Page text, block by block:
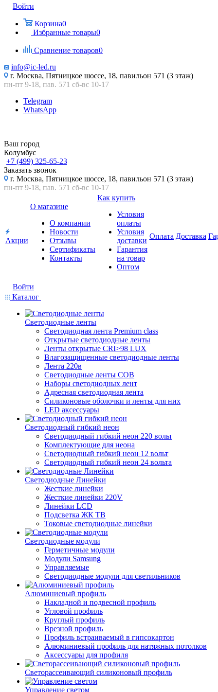
Войти
Корзина0
Избранные товары0
Сравнение товаров0
info@ic-led.ru
г. Москва, Пятницкое шоссе, 18, павильон 571 (3 этаж)
пн-пт 9-18, пав. 571 сб-вс 10-17
Telegram
WhatsApp
Ваш город
Колумбус
+7 (499) 325-65-23
Заказать звонок
г. Москва, Пятницкое шоссе, 18, павильон 571 (3 этаж)
пн-пт 9-18, пав. 571 сб-вс 10-17
Акции
О магазине
О компании
Новости
Отзывы
Сертификаты
Контакты
Как купить
Условия
оплаты
Условия
доставки
Гарантия
на товар
Оптом
Оплата Доставка
Войти
Каталог
Светодиодные ленты
Светодиодная лента Premium class
Открытые светодиодные ленты
Ленты открытые CRI>98 LUX
Влагозащищенные светодиодные ленты
Лента 220в
Светодиодные ленты COB
Наборы светодиодных лент
Адресная светодиодная лента
Силиконовые оболочки и ленты для них
LED аксессуары
Светодиодный гибкий неон
Светодиодный гибкий неон 220 вольт
Комплектующие для неона
Светодиодный гибкий неон 12 вольт
Светодиодный гибкий неон 24 вольта
Светодиодные Линейки
Жесткие линейки
Жесткие линейки 220V
Линейки LCD
Подсветка ЖК ТВ
Токовые светодиодные линейки
Светодиодные модули
Герметичные модули
Модули Samsung
Управляемые
Светодиодные модули для светильников
Алюминиевый профиль
Накладной и подвесной профиль
Угловой профиль
Круглый профиль
Врезной профиль
Профиль встраиваемый в гипсокартон
Алюминиевый профиль для натяжных потолков
Аксессуары для профиля
Светорассеивающий силиконовый профиль
Управление светом